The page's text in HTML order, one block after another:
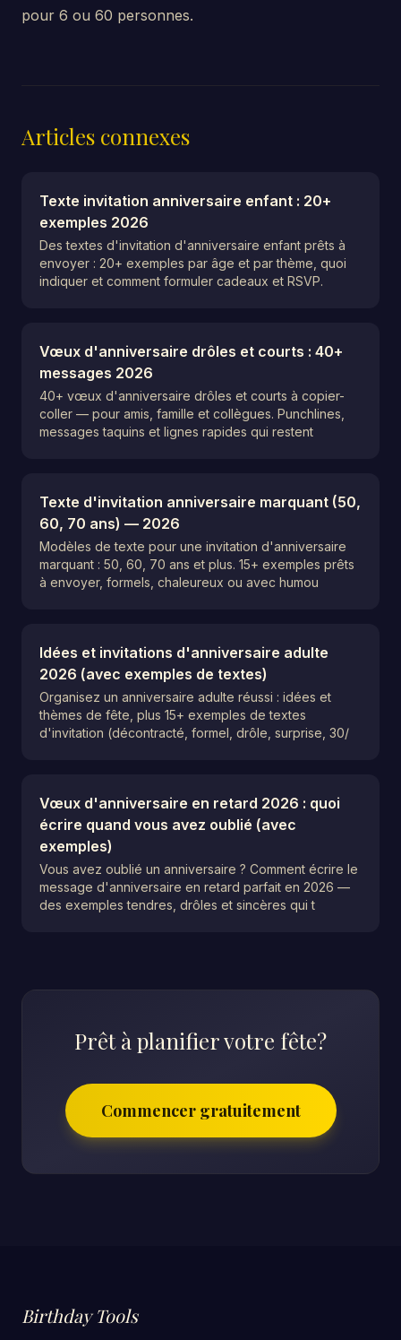
pour 6 ou 60 personnes.
Articles connexes
Texte invitation anniversaire enfant : 20+
exemples 2026
Des textes d'invitation d'anniversaire enfant prêts à
envoyer : 20+ exemples par âge et par thème, quoi
indiquer et comment formuler cadeaux et RSVP.
Vœux d'anniversaire drôles et courts : 40+
messages 2026
40+ vœux d'anniversaire drôles et courts à copier-
coller — pour amis, famille et collègues. Punchlines,
messages taquins et lignes rapides qui restent
Texte d'invitation anniversaire marquant (50,
60, 70 ans) — 2026
Modèles de texte pour une invitation d'anniversaire
marquant : 50, 60, 70 ans et plus. 15+ exemples prêts
à envoyer, formels, chaleureux ou avec humou
Idées et invitations d'anniversaire adulte
2026 (avec exemples de textes)
Organisez un anniversaire adulte réussi : idées et
thèmes de fête, plus 15+ exemples de textes
d'invitation (décontracté, formel, drôle, surprise, 30/
Vœux d'anniversaire en retard 2026 : quoi
écrire quand vous avez oublié (avec
exemples)
Vous avez oublié un anniversaire ? Comment écrire le
message d'anniversaire en retard parfait en 2026 —
des exemples tendres, drôles et sincères qui t
Prêt à planifier votre fête?
Commencer gratuitement
Birthday Tools